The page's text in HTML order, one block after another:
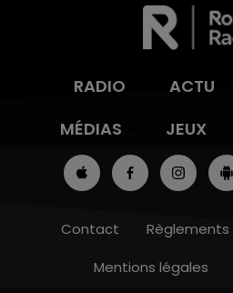
RADIO ACTU
MÉDIAS
JEUX
Contact Règlements
Mentions légales